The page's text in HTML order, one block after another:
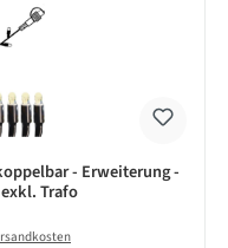
- Erweiterung -
Trafo